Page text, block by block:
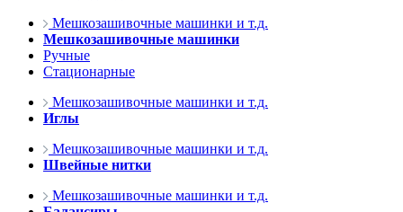
Мешкозашивочные машинки и т.д.
Мешкозашивочные машинки
Ручные
Стационарные
Мешкозашивочные машинки и т.д.
Иглы
Мешкозашивочные машинки и т.д.
Швейные нитки
Мешкозашивочные машинки и т.д.